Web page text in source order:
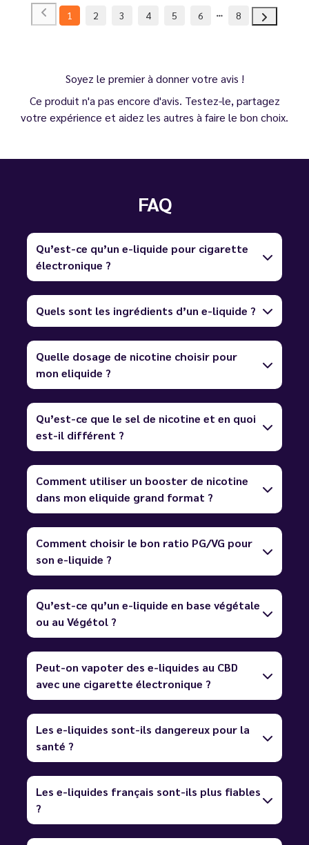
1 2 3 4 5 6 8
Soyez le premier à donner votre avis !
Ce produit n'a pas encore d'avis. Testez-le, partagez
votre expérience et aidez les autres à faire le bon choix.
FAQ
Qu’est-ce qu’un e-liquide pour cigarette
électronique ?
Quels sont les ingrédients d’un e-liquide ?
Quelle dosage de nicotine choisir pour
mon eliquide ?
Qu’est-ce que le sel de nicotine et en quoi
est-il différent ?
Comment utiliser un booster de nicotine
dans mon eliquide grand format ?
Comment choisir le bon ratio PG/VG pour
son e-liquide ?
Qu’est-ce qu’un e-liquide en base végétale
ou au Végétol ?
Peut-on vapoter des e-liquides au CBD
avec une cigarette électronique ?
Les e-liquides sont-ils dangereux pour la
santé ?
Les e-liquides français sont-ils plus fiables
?